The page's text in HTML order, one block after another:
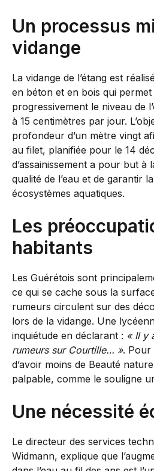
Un processus
vidange
La vidange de l’étang est
en béton et en bois qui permet
progressivement le niveau de
à 15 centimètres par jour.
profondeur d’un mètre vingt
au filet, planifiée pour le 14
d’assainissement a pour but à
qualité de l’eau et de garantir
écosystèmes aquatiques.
Les
habitants
Les Guérétois sont
ce qui se cache sous la
rumeurs circulent sur des
lors de la vidange. Une
inquiétude en déclarant : « Il y
rumeurs sur Courtille… ». Pour
d’avoir moins de Beauté
palpable, comme le souligne
Une nécessité
Le directeur des services
Widmann, explique que